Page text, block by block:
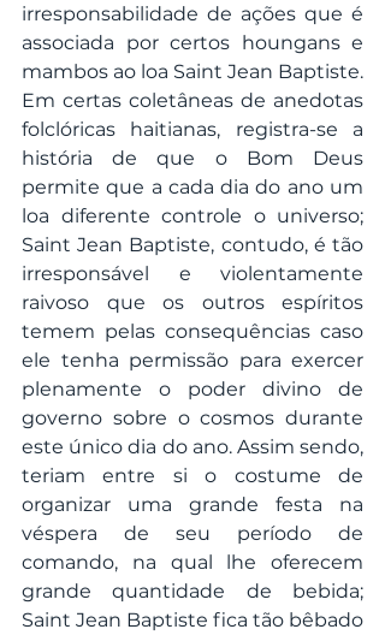
irresponsabilidade de ações que é
associada por certos houngans e
mambos ao loa Saint Jean Baptiste.
Em certas coletâneas de anedotas
folclóricas haitianas, registra-se a
história de que o Bom Deus
permite que a cada dia do ano um
loa diferente controle o universo;
Saint Jean Baptiste, contudo, é tão
irresponsável e violentamente
raivoso que os outros espíritos
temem pelas consequências caso
ele tenha permissão para exercer
plenamente o poder divino de
governo sobre o cosmos durante
este único dia do ano. Assim sendo,
teriam entre si o costume de
organizar uma grande festa na
véspera de seu período de
comando, na qual lhe oferecem
grande quantidade de bebida;
Saint Jean Baptiste fica tão bêbado